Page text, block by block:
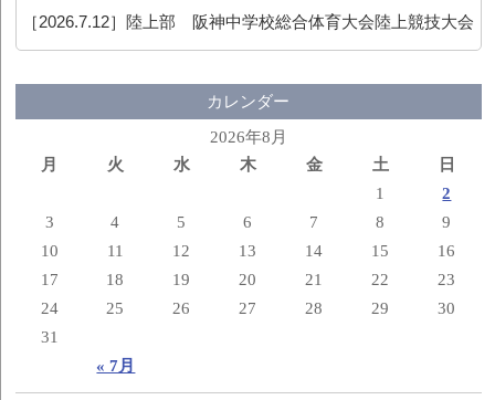
［2026.7.12］ 陸上部 阪神中学校総合体育大会陸上競技大会
カレンダー
2026年8月
月
火 水 木 金 土 日
« 7月
1
2
3
4 5 6 7 8
9
10
11 12 13 14 15
16
17
18 19 20 21 22
23
24
25 26 27 28 29
30
31